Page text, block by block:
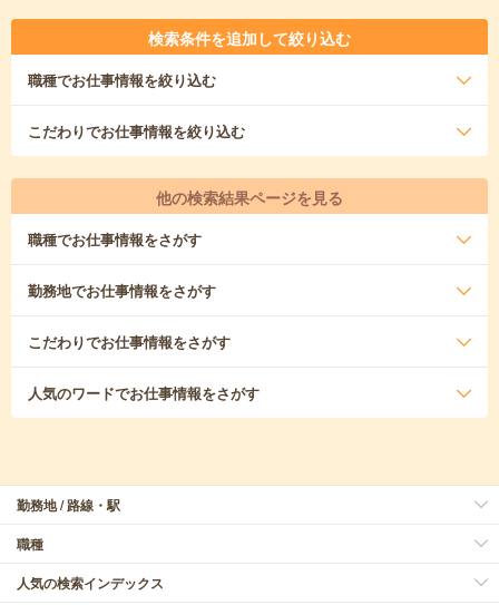
検索条件を追加して絞り込む
職種でお仕事情報を絞り込む
こだわりでお仕事情報を絞り込む
他の検索結果ページを見る
職種でお仕事情報をさがす
勤務地でお仕事情報をさがす
こだわりでお仕事情報をさがす
人気のワードでお仕事情報をさがす
勤務地 / 路線・駅
職種
人気の検索インデックス